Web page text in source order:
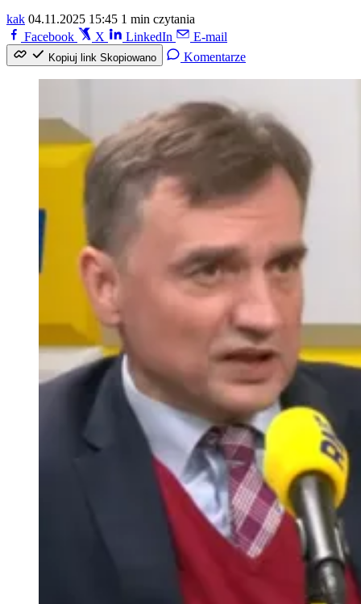
kak 04.11.2025 15:45 1 min czytania
Facebook
X LinkedIn E-mail
Kopiuj link Skopiowano Komentarze